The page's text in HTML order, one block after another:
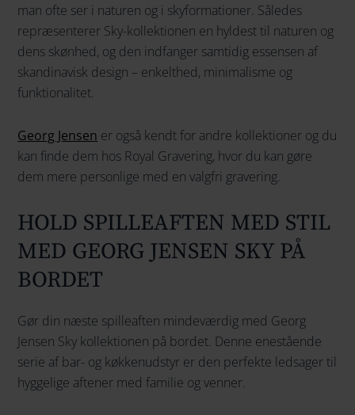
man ofte ser i naturen og i skyformationer. Således
repræsenterer Sky-kollektionen en hyldest til naturen og
dens skønhed, og den indfanger samtidig essensen af
skandinavisk design – enkelthed, minimalisme og
funktionalitet.
Georg Jensen er også kendt for andre kollektioner og du
kan finde dem hos Royal Gravering, hvor du kan gøre
dem mere personlige med en valgfri gravering.
HOLD SPILLEAFTEN MED STIL
MED GEORG JENSEN SKY PÅ
BORDET
Gør din næste spilleaften mindeværdig med Georg
Jensen Sky kollektionen på bordet. Denne enestående
serie af bar- og køkkenudstyr er den perfekte ledsager til
hyggelige aftener med familie og venner.